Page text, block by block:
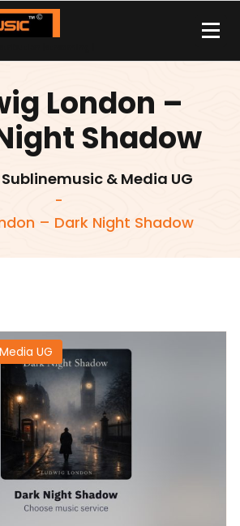
London –
Shadow
Sublinemusic & Media UG
-
– Dark Night Shadow
UG